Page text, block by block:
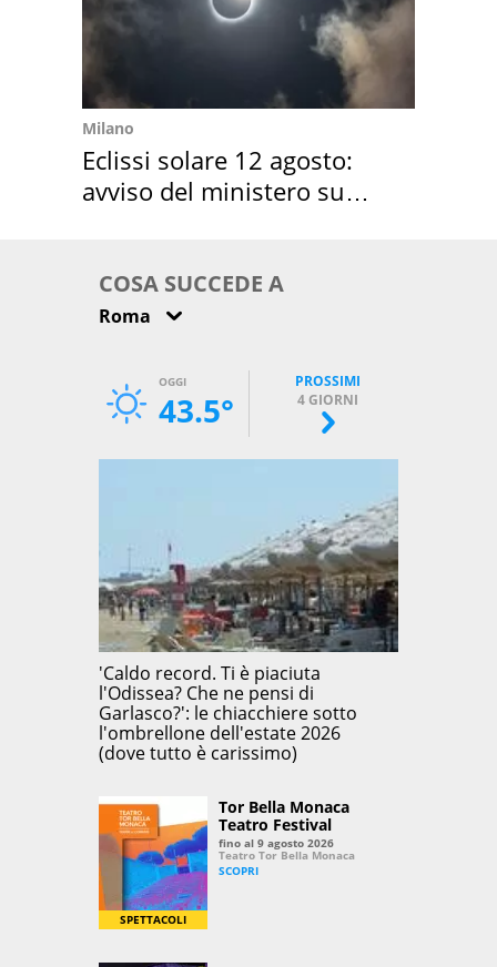
Milano
Eclissi solare 12 agosto:
avviso del ministero su